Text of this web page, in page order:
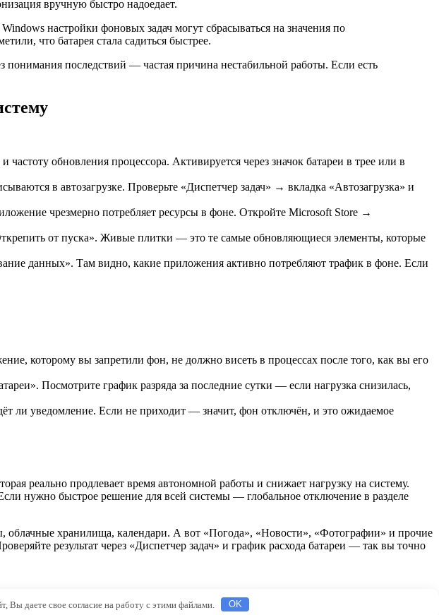
вручную быстро надоедает.
настройки фоновых задач могут сбрасываться на значения по
что батарея стала садиться быстрее.
понимания последствий — частая причина нестабильной работы. Если есть
обновления процессора. Активируется через значок батареи в трее или в
в автозагрузке. Проверьте «Диспетчер задач» → вкладка «Автозагрузка» и
чрезмерно потребляет ресурсы в фоне. Откройте Microsoft Store →
от пуска». Живые плитки — это те самые обновляющиеся элементы, которые
данных». Там видно, какие приложения активно потребляют трафик в фоне. Если
которому вы запретили фон, не должно висеть в процессах после того, как вы его
Посмотрите график разряда за последние сутки — если нагрузка снизилась,
ли уведомление. Если не приходит — значит, фон отключён, и это ожидаемое
реально продлевает время автономной работы и снижает нагрузку на систему.
нужно быстрое решение для всей системы — глобальное отключение в разделе
хранилища, календари. А вот «Погода», «Новости», «Фотографии» и прочие
результат через «Диспетчер задач» и график расхода батареи — так вы точно
Вы даете свое согласие на работу с этими файлами. OK